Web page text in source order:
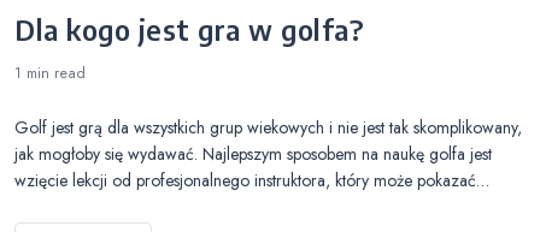
Dla kogo jest gra w golfa?
1 min read
Golf jest grą dla wszystkich grup wiekowych i nie jest tak skomplikowany,
jak mogłoby się wydawać. Najlepszym sposobem na naukę golfa jest
wzięcie lekcji od profesjonalnego instruktora, który może pokazać…